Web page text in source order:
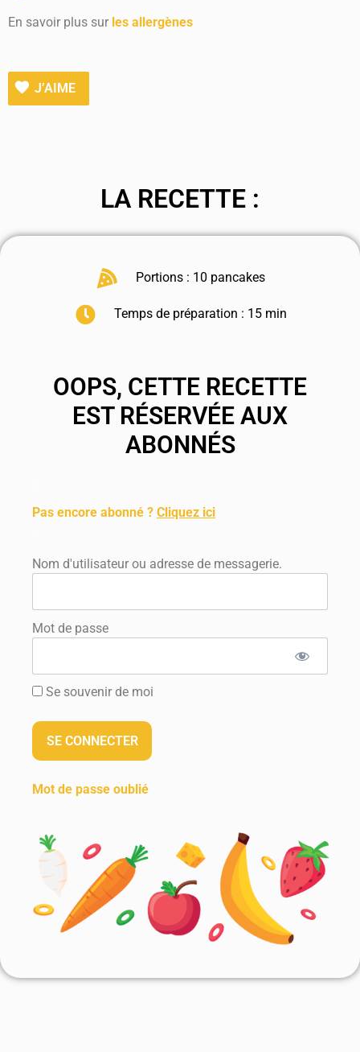
En savoir plus sur les allergènes
J’AIME
LA RECETTE :
Portions : 10 pancakes
Temps de préparation : 15 min
OOPS, CETTE RECETTE
EST RÉSERVÉE AUX
ABONNÉS
Pas encore abonné ? Cliquez ici
Nom d'utilisateur ou adresse de messagerie.
Mot de passe
Se souvenir de moi
Mot de passe oublié